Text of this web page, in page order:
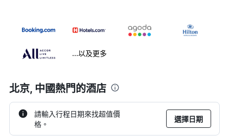
...以及更多
北京, 中國熱門的酒店
請輸入行程日期來找超值價
格。
選擇日期